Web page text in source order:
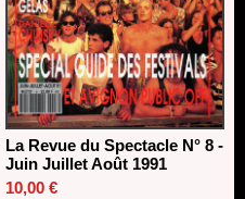
La Revue du Spectacle N° 8 -
Juin Juillet Août 1991
10,00 €